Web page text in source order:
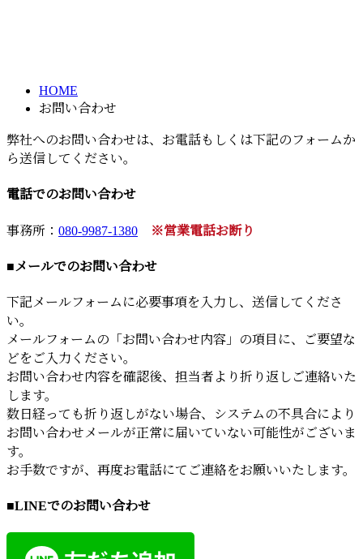
HOME
お問い合わせ
弊社へのお問い合わせは、お電話もしくは下記のフォームか
ら送信してください。
電話でのお問い合わせ
事務所： 080-9987-1380 ※営業電話お断り
■メールでのお問い合わせ
下記メールフォームに必要事項を入力し、送信してくださ
い。
メールフォームの「お問い合わせ内容」の項目に、ご要望な
どをご入力ください。
お問い合わせ内容を確認後、担当者より折り返しご連絡いた
します。
数日経っても折り返しがない場合、システムの不具合により
お問い合わせメールが正常に届いていない可能性がございま
す。
お手数ですが、再度お電話にてご連絡をお願いいたします。
■LINEでのお問い合わせ